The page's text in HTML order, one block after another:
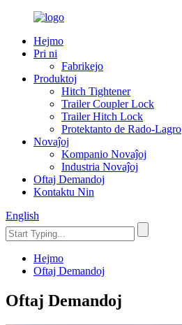
Hejmo
Pri ni
Fabrikejo
Produktoj
Hitch Tightener
Trailer Coupler Lock
Trailer Hitch Lock
Protektanto de Rado-Lagro
Novaĵoj
Kompanio Novaĵoj
Industria Novaĵoj
Oftaj Demandoj
Kontaktu Nin
English
Hejmo
Oftaj Demandoj
Oftaj Demandoj